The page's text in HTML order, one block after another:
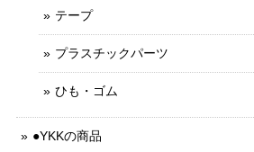
テープ
プラスチックパーツ
ひも・ゴム
●YKKの商品